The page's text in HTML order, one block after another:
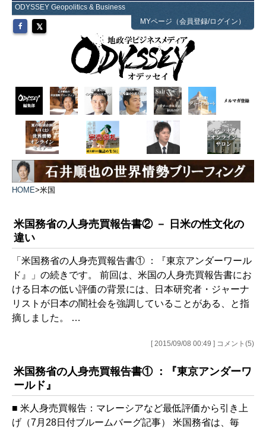
ODYSSEY Geopolitics & Business
MYページ（会員登録/ログイン）
HOME>米国
米国務省の人身売買報告書② － 日米の性文化の
違い
「米国務省の人身売買報告書① ：『東京アンダーワール
ド』」の続きです。 前回は、米国の人身売買報告書にお
ける日本の低い評価の背景には、日本研究者・ジャーナ
リストが日本の闇社会を強調していることがある、と指
摘しました。 …
[ 2015/09/08 00:49 ] コメント(5)
米国務省の人身売買報告書① ：『東京アンダーワ
ールド』
■ 米人身売買報告：マレーシアなど最低評価から引き上
げ（7月28日付ブルームバーグ記事） 米国務省は、毎